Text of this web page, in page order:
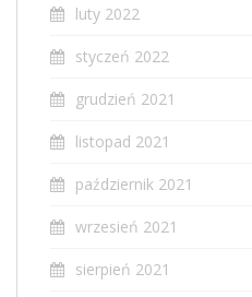
luty 2022
styczeń 2022
grudzień 2021
listopad 2021
październik 2021
wrzesień 2021
sierpień 2021